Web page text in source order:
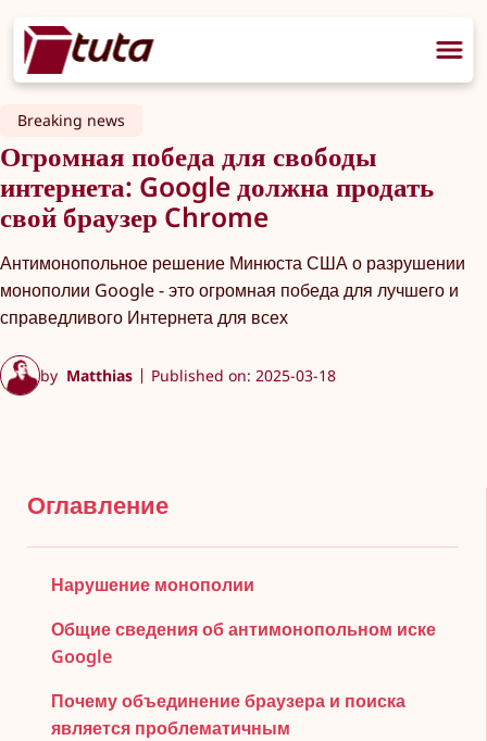
Breaking news
Огромная победа для свободы
интернета: Google должна продать
свой браузер Chrome
Антимонопольное решение Минюста США о разрушении
монополии Google - это огромная победа для лучшего и
справедливого Интернета для всех
by Matthias Published on: 2025-03-18
Оглавление
Нарушение монополии
Общие сведения об антимонопольном иске
Google
Почему объединение браузера и поиска
является проблематичным